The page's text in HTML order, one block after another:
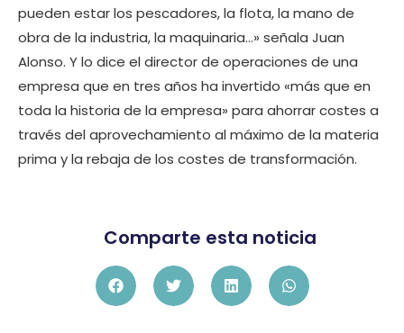
pueden estar los pescadores, la flota, la mano de
obra de la industria, la maquinaria…» señala Juan
Alonso. Y lo dice el director de operaciones de una
empresa que en tres años ha invertido «más que en
toda la historia de la empresa» para ahorrar costes a
través del aprovechamiento al máximo de la materia
prima y la rebaja de los costes de transformación.
Comparte esta noticia